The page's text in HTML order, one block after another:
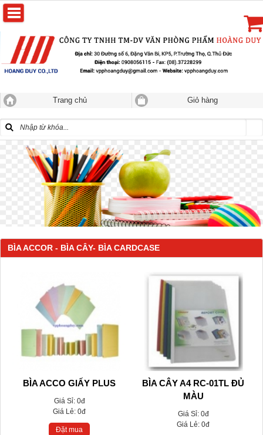
Trang chủ Giỏ hàng
BÌA ACCOR - BÌA CÂY- BÌA CARDCASE
BÌA ACCO GIẤY PLUS
Giá Sỉ: 0đ
Giá Lẻ:0đ
Đặt mua
BÌA CÂY A4 RC-01TL ĐỦ
MÀU
Giá Sỉ: 0đ
Giá Lẻ:0đ